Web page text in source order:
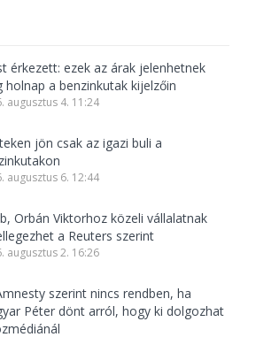
érkezett: ezek az árak jelenhetnek
holnap a benzinkutak kijelzőin
augusztus 4. 11:24
jön csak az igazi buli a
augusztus 6. 12:44
Orbán Viktorhoz közeli vállalatnak
a Reuters szerint
augusztus 2. 16:26
szerint nincs rendben, ha
Péter dönt arról, hogy ki dolgozhat